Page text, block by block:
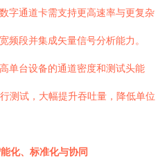
字通道卡需支持更高速率与更复杂
频段并集成矢量信号分析能力。
高单台设备的通道密度和测试头能
测试，大幅提升吞吐量，降低单位
化、标准化与协同